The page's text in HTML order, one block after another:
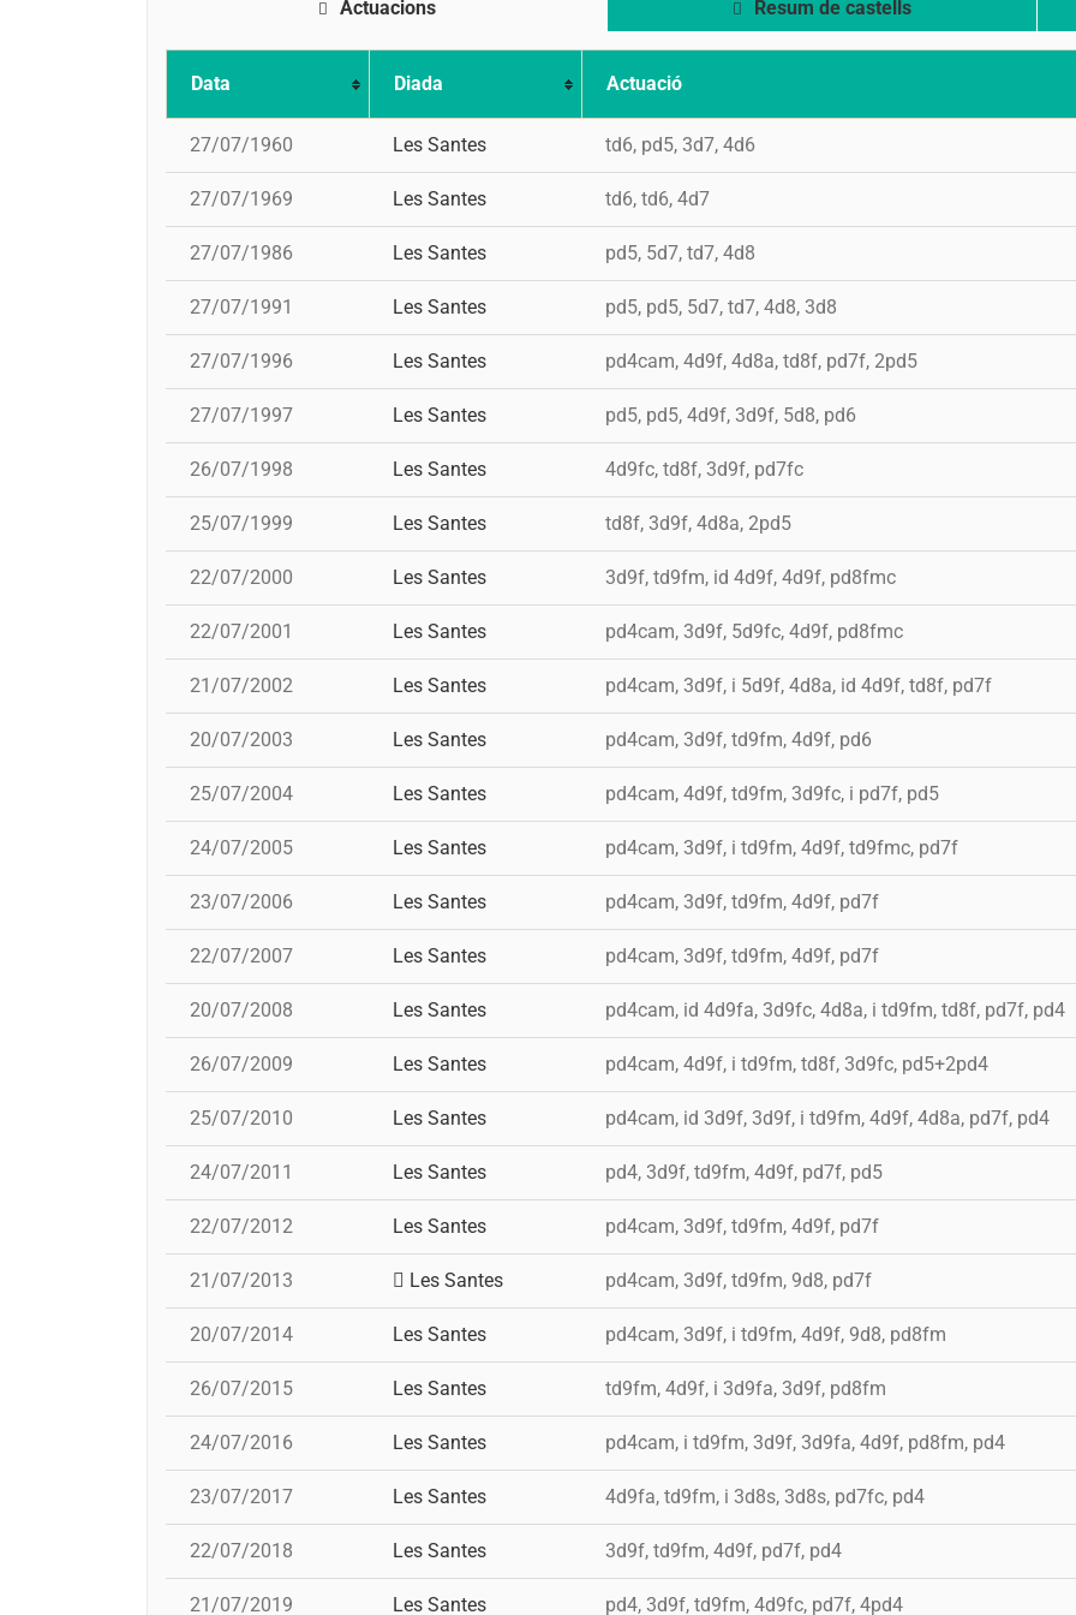
Actuacions Resum de castells
Data Diada Actuació
27/07/1960 Les Santes td6, pd5, 3d7, 4d6
27/07/1969 Les Santes td6, td6, 4d7
27/07/1986 Les Santes pd5, 5d7, td7, 4d8
27/07/1991 Les Santes pd5, pd5, 5d7, td7, 4d8, 3d8
27/07/1996 Les Santes pd4cam, 4d9f, 4d8a, td8f, pd7f, 2pd5
27/07/1997 Les Santes pd5, pd5, 4d9f, 3d9f, 5d8, pd6
26/07/1998 Les Santes 4d9fc, td8f, 3d9f, pd7fc
25/07/1999 Les Santes td8f, 3d9f, 4d8a, 2pd5
22/07/2000 Les Santes 3d9f, td9fm, id 4d9f, 4d9f, pd8fmc
22/07/2001 Les Santes pd4cam, 3d9f, 5d9fc, 4d9f, pd8fmc
21/07/2002 Les Santes pd4cam, 3d9f, i 5d9f, 4d8a, id 4d9f, td8f, pd7f
20/07/2003 Les Santes pd4cam, 3d9f, td9fm, 4d9f, pd6
25/07/2004 Les Santes pd4cam, 4d9f, td9fm, 3d9fc, i pd7f, pd5
24/07/2005 Les Santes pd4cam, 3d9f, i td9fm, 4d9f, td9fmc, pd7f
23/07/2006 Les Santes pd4cam, 3d9f, td9fm, 4d9f, pd7f
22/07/2007 Les Santes pd4cam, 3d9f, td9fm, 4d9f, pd7f
20/07/2008 Les Santes pd4cam, id 4d9fa, 3d9fc, 4d8a, i td9fm, td8f, pd7f, pd4
26/07/2009 Les Santes pd4cam, 4d9f, i td9fm, td8f, 3d9fc, pd5+2pd4
25/07/2010 Les Santes pd4cam, id 3d9f, 3d9f, i td9fm, 4d9f, 4d8a, pd7f, pd4
24/07/2011 Les Santes pd4, 3d9f, td9fm, 4d9f, pd7f, pd5
22/07/2012 Les Santes pd4cam, 3d9f, td9fm, 4d9f, pd7f
21/07/2013 Les Santes pd4cam, 3d9f, td9fm, 9d8, pd7f
20/07/2014 Les Santes pd4cam, 3d9f, i td9fm, 4d9f, 9d8, pd8fm
26/07/2015 Les Santes td9fm, 4d9f, i 3d9fa, 3d9f, pd8fm
24/07/2016 Les Santes pd4cam, i td9fm, 3d9f, 3d9fa, 4d9f, pd8fm, pd4
23/07/2017 Les Santes 4d9fa, td9fm, i 3d8s, 3d8s, pd7fc, pd4
22/07/2018 Les Santes 3d9f, td9fm, 4d9f, pd7f, pd4
21/07/2019 Les Santes pd4, 3d9f, td9fm, 4d9fc, pd7f, 4pd4